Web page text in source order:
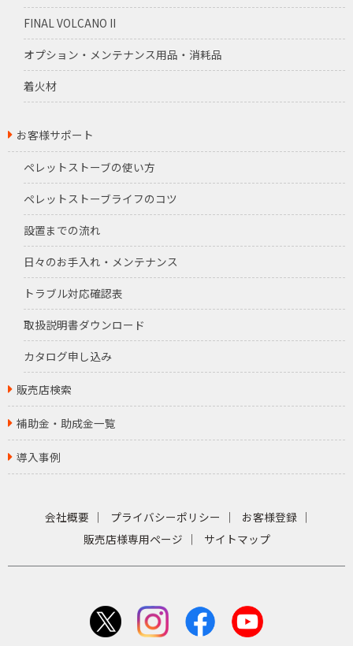
FINAL VOLCANO II
オプション・メンテナンス用品・消耗品
着火材
お客様サポート
ペレットストーブの使い方
ペレットストーブライフのコツ
設置までの流れ
日々のお手入れ・メンテナンス
トラブル対応確認表
取扱説明書ダウンロード
カタログ申し込み
販売店検索
補助金・助成金一覧
導入事例
会社概要 プライバシーポリシー
お客様登録
販売店様専用ページ
サイトマップ